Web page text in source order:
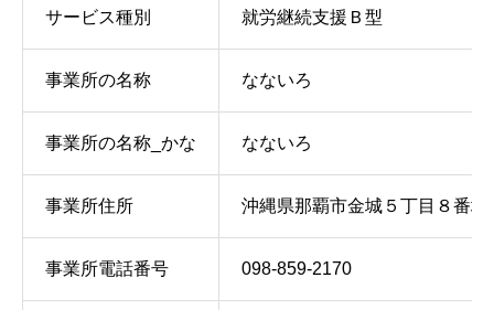
サービス種別 就労継続支援Ｂ型
事業所の名称 なないろ
事業所の名称_かな なないろ
事業所住所 沖縄県那覇市金城５丁目８番地
事業所電話番号 098-859-2170